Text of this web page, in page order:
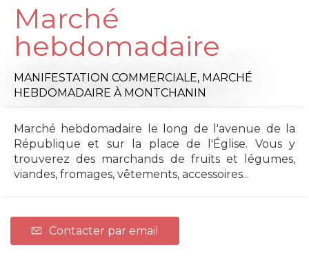
Marché
hebdomadaire
MANIFESTATION COMMERCIALE, MARCHÉ
HEBDOMADAIRE À MONTCHANIN
Marché hebdomadaire le long de l'avenue de la
République et sur la place de l'Église. Vous y
trouverez des marchands de fruits et légumes,
viandes, fromages, vêtements, accessoires...
Contacter par email